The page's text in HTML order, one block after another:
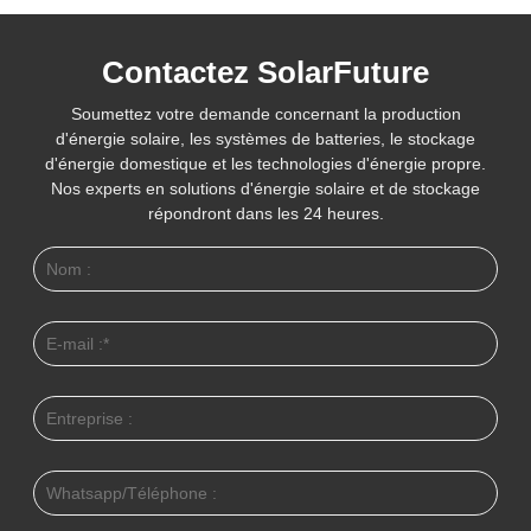
Contactez SolarFuture
Soumettez votre demande concernant la production
d'énergie solaire, les systèmes de batteries, le stockage
d'énergie domestique et les technologies d'énergie propre.
Nos experts en solutions d'énergie solaire et de stockage
répondront dans les 24 heures.